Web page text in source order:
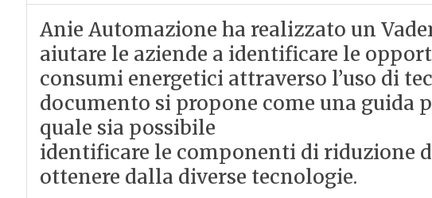
Anie Automazione ha realizzato un
aiutare le aziende a identificare le
consumi energetici attraverso l’uso di
documento si propone come una guida
quale sia possibile
identificare le componenti di riduzione
ottenere dalla diverse tecnologie.